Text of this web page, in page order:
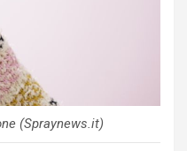
(Spraynews.it)